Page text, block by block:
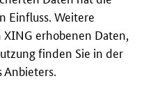
Einfluss. Weitere
erhobenen Daten,
finden Sie in der
Anbieters.